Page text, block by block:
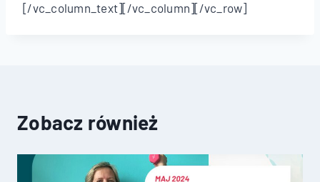
[/vc_column_text][/vc_column][/vc_row]
Zobacz również